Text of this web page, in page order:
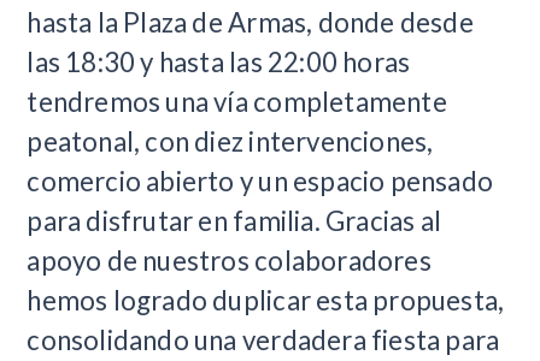
hasta la Plaza de Armas, donde desde
las 18:30 y hasta las 22:00 horas
tendremos una vía completamente
peatonal, con diez intervenciones,
comercio abierto y un espacio pensado
para disfrutar en familia. Gracias al
apoyo de nuestros colaboradores
hemos logrado duplicar esta propuesta,
consolidando una verdadera fiesta para